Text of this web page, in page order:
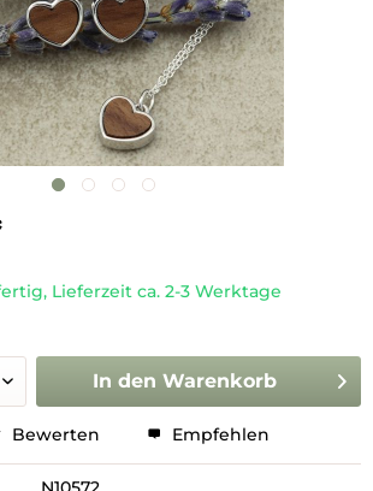
Lieferzeit ca. 2-3 Werktage
In den Warenkorb
Bewerten Empfehlen